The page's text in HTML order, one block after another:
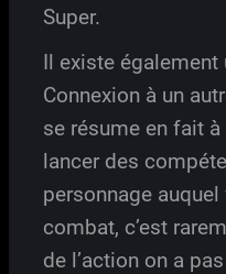
Super.
Il existe également
Connexion à un
se résume en fait
lancer des
personnage
combat, c’est
de l’action on a